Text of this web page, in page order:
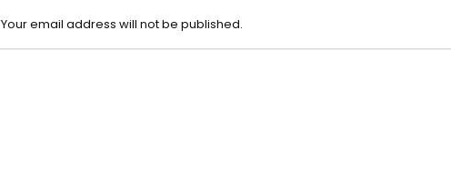
Your email address will not be published.